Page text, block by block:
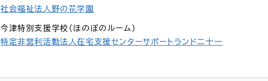
社会福祉法人野の花学園
今津特別支援学校（ほのぼのルーム）
特定非営利活動法人在宅支援センターサポートランド二十一